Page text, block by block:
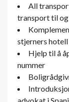
All
transport til
stjerners
Hjelp til å
nummer